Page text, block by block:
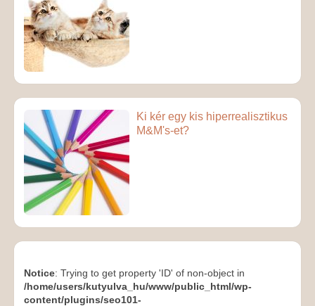
Ki kér egy kis hiperrealisztikus
M&M's-et?
Notice: Trying to get property 'ID' of non-object in
/home/users/kutyulva_hu/www/public_html/wp-
content/plugins/seo101-